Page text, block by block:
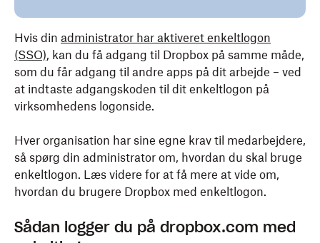
Hvis din administrator har aktiveret enkeltlogon
(SSO), kan du få adgang til Dropbox på samme måde,
som du får adgang til andre apps på dit arbejde – ved
at indtaste adgangskoden til dit enkeltlogon på
virksomhedens logonside.
Hver organisation har sine egne krav til medarbejdere,
så spørg din administrator om, hvordan du skal bruge
enkeltlogon. Læs videre for at få mere at vide om,
hvordan du brugere Dropbox med enkeltlogon.
Sådan logger du på dropbox.com med